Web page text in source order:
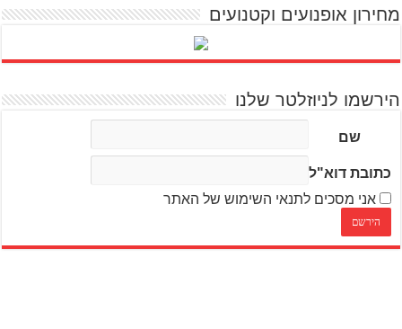
מחירון אופנועים וקטנועים
הירשמו לניוזלטר שלנו
שם
כתובת דוא"ל
אני מסכים לתנאי השימוש של האתר